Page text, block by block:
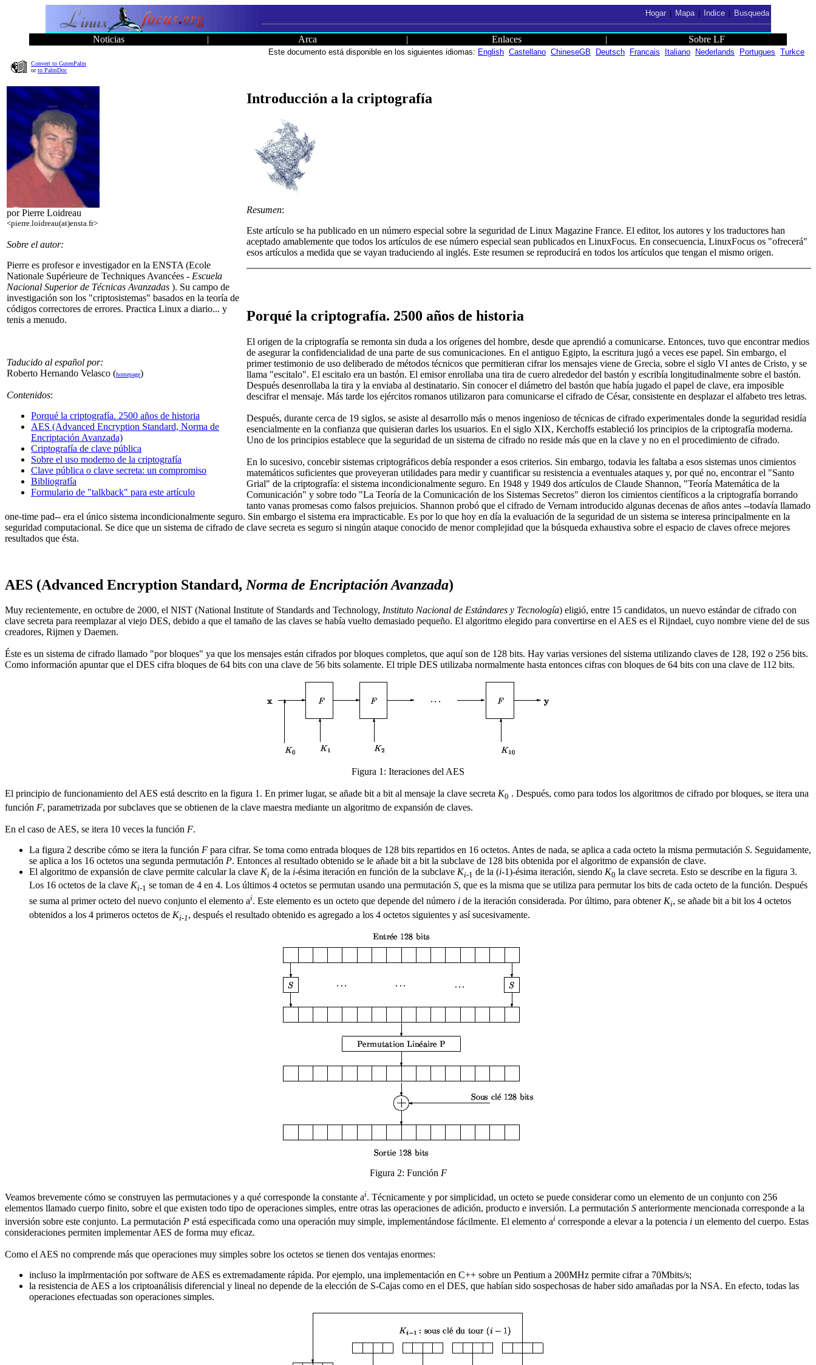
Hogar| Mapa| Indice| Busqueda
Noticias | Arca | Enlaces | Sobre LF
Este documento está disponible en los siguientes idiomas: English Castellano ChineseGB Deutsch Francais Italiano Nederlands Portugues Turkce
Convert to GutenPalm
orto PalmDoc
por Pierre Loidreau
<pierre.loidreau(at)ensta.fr>
Sobre el autor:
Pierre es profesor e investigador en la ENSTA (Ecole
Nationale Supérieure de Techniques Avancées - Escuela
Nacional Superior de Técnicas Avanzadas ). Su campo de
investigación son los "criptosistemas" basados en la teoría de
códigos correctores de errores. Practica Linux a diario... y
tenis a menudo.
Taducido al español por:
Roberto Hernando Velasco (homepage)
Contenidos:
Porqué la criptografía. 2500 años de historia
AES (Advanced Encryption Standard, Norma de
Encriptación Avanzada)
Criptografía de clave pública
Sobre el uso moderno de la criptografía
Clave pública o clave secreta: un compromiso
Bibliografía
Formulario de "talkback" para este artículo
Introducción a la criptografía
Resumen:
Este artículo se ha publicado en un número especial sobre la seguridad de Linux Magazine France. El editor, los autores y los traductores han
aceptado amablemente que todos los artículos de ese número especial sean publicados en LinuxFocus. En consecuencia, LinuxFocus os "ofrecerá"
esos artículos a medida que se vayan traduciendo al inglés. Este resumen se reproducirá en todos los artículos que tengan el mismo origen.
Porqué la criptografía. 2500 años de historia
El origen de la criptografía se remonta sin duda a los orígenes del hombre, desde que aprendió a comunicarse. Entonces, tuvo que encontrar medios
de asegurar la confidencialidad de una parte de sus comunicaciones. En el antiguo Egipto, la escritura jugó a veces ese papel. Sin embargo, el
primer testimonio de uso deliberado de métodos técnicos que permitieran cifrar los mensajes viene de Grecia, sobre el siglo VI antes de Cristo, y se
llama "escitalo". El escitalo era un bastón. El emisor enrollaba una tira de cuero alrededor del bastón y escribía longitudinalmente sobre el bastón.
Después desenrollaba la tira y la enviaba al destinatario. Sin conocer el diámetro del bastón que había jugado el papel de clave, era imposible
descifrar el mensaje. Más tarde los ejércitos romanos utilizaron para comunicarse el cifrado de César, consistente en desplazar el alfabeto tres letras.
Después, durante cerca de 19 siglos, se asiste al desarrollo más o menos ingenioso de técnicas de cifrado experimentales donde la seguridad residía
esencialmente en la confianza que quisieran darles los usuarios. En el siglo XIX, Kerchoffs estableció los principios de la criptografía moderna.
Uno de los principios establece que la seguridad de un sistema de cifrado no reside más que en la clave y no en el procedimiento de cifrado.
En lo sucesivo, concebir sistemas criptográficos debía responder a esos criterios. Sin embargo, todavia les faltaba a esos sistemas unos cimientos
matemáticos suficientes que proveyeran utilidades para medir y cuantificar su resistencia a eventuales ataques y, por qué no, encontrar el "Santo
Grial" de la criptografía: el sistema incondicionalmente seguro. En 1948 y 1949 dos artículos de Claude Shannon, "Teoría Matemática de la
Comunicación" y sobre todo "La Teoría de la Comunicación de los Sistemas Secretos" dieron los cimientos científicos a la criptografía borrando
tanto vanas promesas como falsos prejuicios. Shannon probó que el cifrado de Vernam introducido algunas decenas de años antes --todavía llamado
one-time pad-- era el único sistema incondicionalmente seguro. Sin embargo el sistema era impracticable. Es por lo que hoy en día la evaluación de la seguridad de un sistema se interesa principalmente en la
seguridad computacional. Se dice que un sistema de cifrado de clave secreta es seguro si ningún ataque conocido de menor complejidad que la búsqueda exhaustiva sobre el espacio de claves ofrece mejores
resultados que ésta.
AES (Advanced Encryption Standard, Norma de Encriptación Avanzada)
Muy recientemente, en octubre de 2000, el NIST (National Institute of Standards and Technology, Instituto Nacional de Estándares y Tecnología) eligió, entre 15 candidatos, un nuevo estándar de cifrado con
clave secreta para reemplazar al viejo DES, debido a que el tamaño de las claves se había vuelto demasiado pequeño. El algoritmo elegido para convertirse en el AES es el Rijndael, cuyo nombre viene del de sus
creadores, Rijmen y Daemen.
Éste es un sistema de cifrado llamado "por bloques" ya que los mensajes están cifrados por bloques completos, que aquí son de 128 bits. Hay varias versiones del sistema utilizando claves de 128, 192 o 256 bits.
Como información apuntar que el DES cifra bloques de 64 bits con una clave de 56 bits solamente. El triple DES utilizaba normalmente hasta entonces cifras con bloques de 64 bits con una clave de 112 bits.
Figura 1: Iteraciones del AES
El principio de funcionamiento del AES está descrito en la figura 1. En primer lugar, se añade bit a bit al mensaje la clave secreta K0 . Después, como para todos los algoritmos de cifrado por bloques, se itera una
función F, parametrizada por subclaves que se obtienen de la clave maestra mediante un algoritmo de expansión de claves.
En el caso de AES, se itera 10 veces la función F.
La figura 2 describe cómo se itera la función F para cifrar. Se toma como entrada bloques de 128 bits repartidos en 16 octetos. Antes de nada, se aplica a cada octeto la misma permutación S. Seguidamente,
se aplica a los 16 octetos una segunda permutación P. Entonces al resultado obtenido se le añade bit a bit la subclave de 128 bits obtenida por el algoritmo de expansión de clave.
El algoritmo de expansión de clave permite calcular la clave Ki de la i-ésima iteración en función de la subclave Ki-1 de la (i-1)-ésima iteración, siendo K0 la clave secreta. Esto se describe en la figura 3.
Los 16 octetos de la clave Ki-1 se toman de 4 en 4. Los últimos 4 octetos se permutan usando una permutación S, que es la misma que se utiliza para permutar los bits de cada octeto de la función. Después
se suma al primer octeto del nuevo conjunto el elemento ai. Este elemento es un octeto que depende del número i de la iteración considerada. Por último, para obtener Ki, se añade bit a bit los 4 octetos
obtenidos a los 4 primeros octetos de Ki-1 , después el resultado obtenido es agregado a los 4 octetos siguientes y así sucesivamente.
Figura 2: Función F
Veamos brevemente cómo se construyen las permutaciones y a qué corresponde la constante ai. Técnicamente y por simplicidad, un octeto se puede considerar como un elemento de un conjunto con 256
elementos llamado cuerpo finito, sobre el que existen todo tipo de operaciones simples, entre otras las operaciones de adición, producto e inversión. La permutación S anteriormente mencionada corresponde a la
inversión sobre este conjunto. La permutación P está especificada como una operación muy simple, implementándose fácilmente. El elemento ai corresponde a elevar a la potencia i un elemento del cuerpo. Estas
consideraciones permiten implementar AES de forma muy eficaz.
Como el AES no comprende más que operaciones muy simples sobre los octetos se tienen dos ventajas enormes:
incluso la implrmentación por software de AES es extremadamente rápida. Por ejemplo, una implementación en C++ sobre un Pentium a 200MHz permite cifrar a 70Mbits/s;
la resistencia de AES a los criptoanálisis diferencial y lineal no depende de la elección de S-Cajas como en el DES, que habían sido sospechosas de haber sido amañadas por la NSA. En efecto, todas las
operaciones efectuadas son operaciones simples.